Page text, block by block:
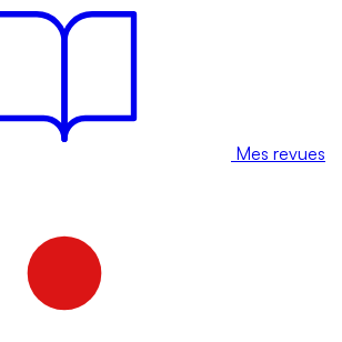
Mes revues